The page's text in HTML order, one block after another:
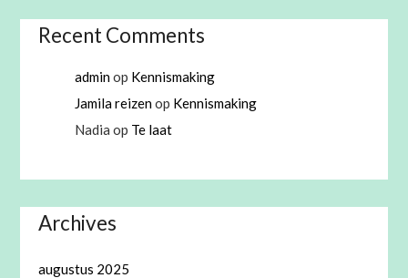
Recent Comments
adminop Kennismaking
Jamila reizenop Kennismaking
Nadia op Te laat
Archives
augustus 2025